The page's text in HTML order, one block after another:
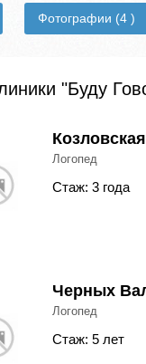
Фотографии (4 )
"Буду
Логопед
Стаж: 3 года
Черных
Логопед
Стаж: 5 лет